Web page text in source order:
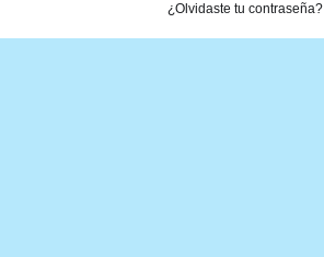
¿Olvidaste tu contraseña?